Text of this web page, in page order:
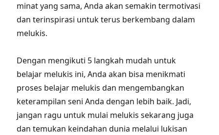
minat yang sama, Anda akan semakin termotivasi
dan terinspirasi untuk terus berkembang dalam
melukis.
Dengan mengikuti 5 langkah mudah untuk
belajar melukis ini, Anda akan bisa menikmati
proses belajar melukis dan mengembangkan
keterampilan seni Anda dengan lebih baik. Jadi,
jangan ragu untuk mulai melukis sekarang juga
dan temukan keindahan dunia melalui lukisan